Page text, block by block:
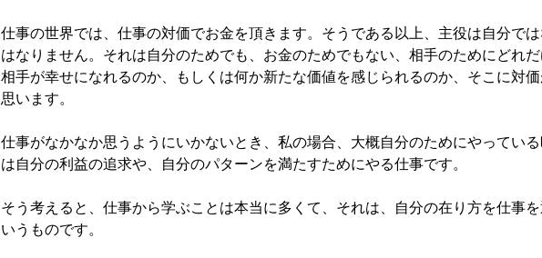
仕事の世界では、仕事の対価でお金を頂きます。そうである以上、主役は自分で
はなりません。それは自分のためでも、お金のためでもない、相手のためにどれ
相手が幸せになれるのか、もしくは何か新たな価値を感じられるのか、そこに対
思います。
仕事がなかなか思うようにいかないとき、私の場合、大概自分のためにやってい
は自分の利益の追求や、自分のパターンを満たすためにやる仕事です。
そう考えると、仕事から学ぶことは本当に多くて、それは、自分の在り方を仕事
いうものです。